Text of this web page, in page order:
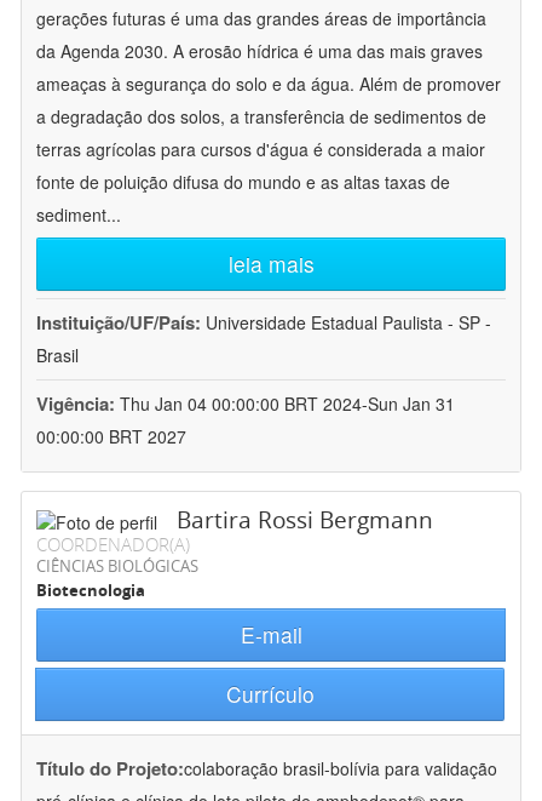
gerações futuras é uma das grandes áreas de importância
da Agenda 2030. A erosão hídrica é uma das mais graves
ameaças à segurança do solo e da água. Além de promover
a degradação dos solos, a transferência de sedimentos de
terras agrícolas para cursos d'água é considerada a maior
fonte de poluição difusa do mundo e as altas taxas de
sediment...
leia mais
Instituição/UF/País: Universidade Estadual Paulista - SP -
Brasil
Vigência: Thu Jan 04 00:00:00 BRT 2024-Sun Jan 31
00:00:00 BRT 2027
Bartira Rossi Bergmann
COORDENADOR(A)
CIÊNCIAS BIOLÓGICAS
Biotecnologia
E-mail
Currículo
Título do Projeto:colaboração brasil-bolívia para validação